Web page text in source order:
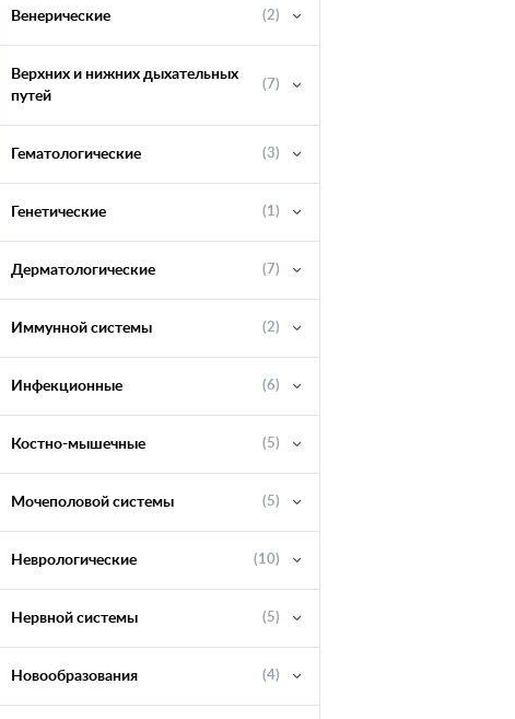
Венерические (2)
Верхних и нижних дыхательных
путей
(7)
Гематологические (3)
Генетические (1)
Дерматологические (7)
Иммунной системы (2)
Инфекционные (6)
Костно-мышечные (5)
Мочеполовой системы (5)
Неврологические (10)
Нервной системы (5)
Новообразования (4)